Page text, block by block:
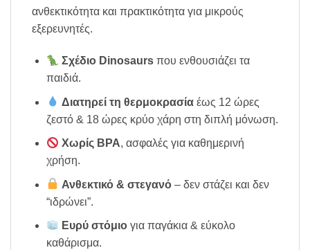
ανθεκτικότητα και πρακτικότητα για μικρούς
εξερευνητές.
Σχέδιο Dinosaurs που ενθουσιάζει τα
παιδιά.
Διατηρεί τη θερμοκρασία έως 12 ώρες
ζεστό & 18 ώρες κρύο χάρη στη διπλή μόνωση.
Χωρίς BPA, ασφαλές για καθημερινή
χρήση.
Ανθεκτικό & στεγανό – δεν στάζει και δεν
“ιδρώνει”.
Ευρύ στόμιο για παγάκια & εύκολο
καθάρισμα.